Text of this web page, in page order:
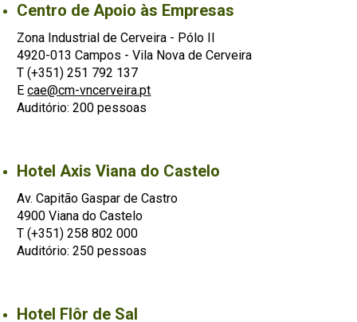
Centro de Apoio às Empresas
Zona Industrial de Cerveira - Pólo II
4920-013 Campos - Vila Nova de Cerveira
T (+351) 251 792 137
Ecae@cm-vncerveira.pt
Auditório: 200 pessoas
Hotel Axis Viana do Castelo
Av. Capitão Gaspar de Castro
4900 Viana do Castelo
T (+351) 258 802 000
Auditório: 250 pessoas
Hotel Flôr de Sal